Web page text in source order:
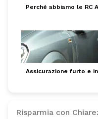
Perché abbiamo le RC
Assicurazione furto e
Risparmia con